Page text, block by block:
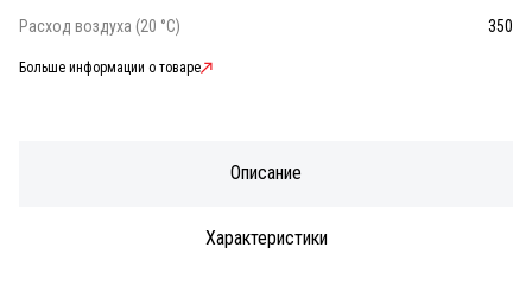
Расход воздуха (20 °C) 350
Больше информации о товаре
Описание
Характеристики